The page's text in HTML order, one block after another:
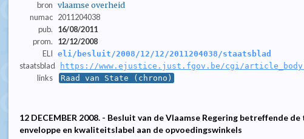
bron vlaamse overheid
numac 2011204038
pub.
16/08/2011
prom.
12/12/2008
ELI eli/besluit/2008/12/12/2011204038/staatsblad
staatsblad https://www.ejustice.just.fgov.be/cgi/
links Raad van State (chrono)
12 DECEMBER 2008. - Besluit van de Vlaamse Regering betreffende
enveloppe en kwaliteitslabel aan de opvoedingswinkels